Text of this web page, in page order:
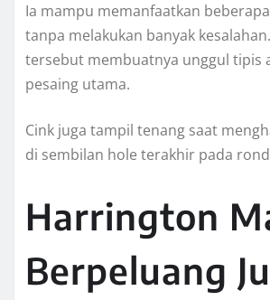
Ia mampu memanfaatkan
tanpa melakukan banyak
tersebut membuatnya unggul tipis
pesaing utama.
Cink juga tampil tenang saat
di sembilan hole terakhir pada
Harrington
Berpeluang